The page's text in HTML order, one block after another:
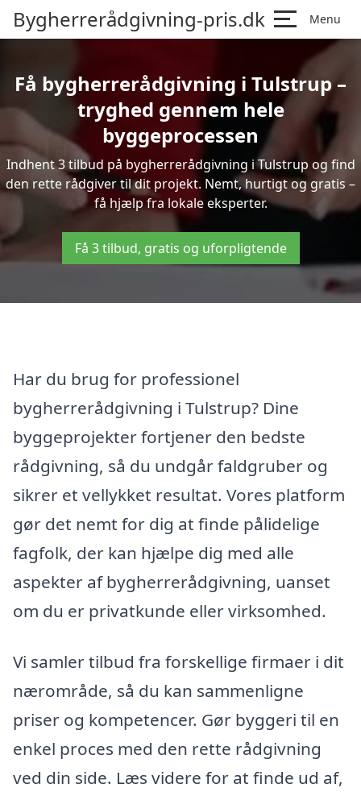
Bygherrerådgivning-pris.dk Menu
Få bygherrerådgivning i Tulstrup –
tryghed gennem hele
byggeprocessen
Indhent 3 tilbud på bygherrerådgivning i Tulstrup og find
den rette rådgiver til dit projekt. Nemt, hurtigt og gratis –
få hjælp fra lokale eksperter.
Få 3 tilbud, gratis og uforpligtende
Har du brug for professionel
bygherrerådgivning i Tulstrup? Dine
byggeprojekter fortjener den bedste
rådgivning, så du undgår faldgruber og
sikrer et vellykket resultat. Vores platform
gør det nemt for dig at finde pålidelige
fagfolk, der kan hjælpe dig med alle
aspekter af bygherrerådgivning, uanset
om du er privatkunde eller virksomhed.
Vi samler tilbud fra forskellige firmaer i dit
nærområde, så du kan sammenligne
priser og kompetencer. Gør byggeri til en
enkel proces med den rette rådgivning
ved din side. Læs videre for at finde ud af,